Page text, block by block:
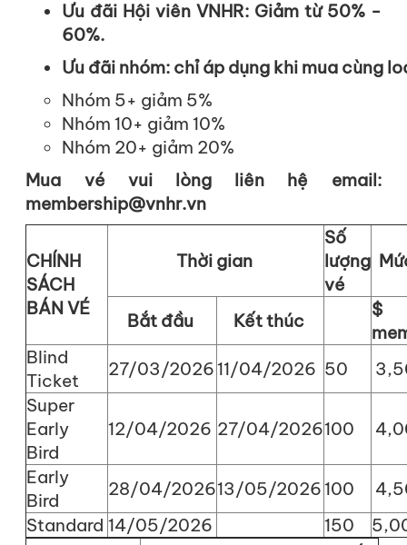
Ưu đãi Hội viên VNHR: Giảm từ 50% -
60%.
Ưu đãi nhóm: chỉáp dụng khi mua cùng
Nhóm 5+ giảm 5%
Nhóm 10+ giảm 10%
Nhóm 20+ giảm 20%
Mua vé vui lòng liên hệ email:
membership@vnhr.vn
CHÍNH
SÁCH
BÁN VÉ
Thời gian
Số
lượng
vé
Bắt đầu Kếtthúc
$
Blind
Ticket
27/03/202611/04/2026 50
Super
Early
Bird
12/04/2026 27/04/2026100
Early
Bird
28/04/202613/05/2026100
Standard 14/05/2026 150